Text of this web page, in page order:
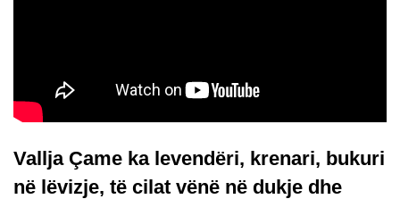
Vallja Çame ka levendëri, krenari, bukuri
në lëvizje, të cilat vënë në dukje dhe